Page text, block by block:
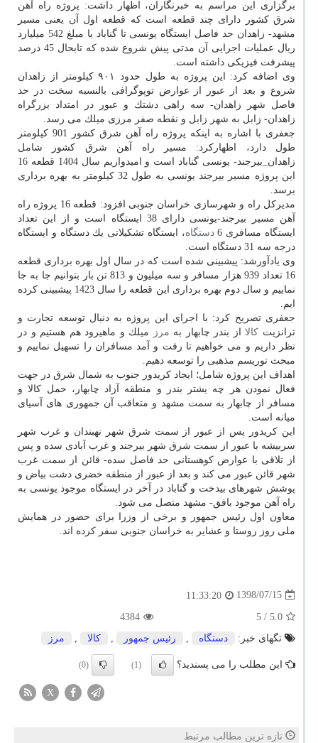
برگزاری این مراسم به خبرنگاران، اظهار داشت: پروژه راه آهن
شرق كشور دارای چند قطعه است كه قطعه اول آن یعنی مسیر
مشهد- زاهدان حد فاصل ایستگاه یونسی تا گناباد با مبلغ 542 میلیارد
ریال عملیات اجرایی آن مدتی پیش شروع شده كه تابحال 45 درصد
پیشرفت فیزیكی داشته است.
وی اضافه كرد: این پروژه به طول حدود ۹۰۱ كیلومتر از زاهدان
شروع و بعد از عبور از عوارض توپوگرافی بالنسبه سخت در حد
فاصل شهر زاهدان- سه راهی دشتك و عبور در امتداد بزرگراه
زاهدان- زابل به شهر زابل و نقطه صفر مرزی میلك می رسد.
جعفری با اشاره به اینكه پروژه راه آهن شرق كشور 901 كیلومتر
طول دارد، اظهاركرد: مسیر راه آهن شرق كشور شامل
زاهدان_بیرجند- یونسی گناباد است و امیدواریم سال 1404 قطعه 16
این پروژه مسیر بیرجند یونسی به طول 32 كیلومتر به بهره برداری
برسد.
مدیركل راه و شهرسازی خراسان جنوبی افزود: قطعه 16 پروژه راه
آهن مسیر بیرجند-یونسی دارای 38 ایستگاه است و از این تعداد
ایستگاه مسافری 6
دستگاه، ایستگاه تشكیلاتی یك دستگاه و ایستگاه
درجه سه 31 دستگاه است.
وی یادآورشد: پیشبینی شده است كه در سال اول بهره برداری قطعه
16 تعداد 939 هزار مسافر و سه میلیون و 813 تن بار بتوانیم جا به جا
نماییم و سال دوم بهره برداری این قطعه را سال 1423 پیشبینی كرده
ایم.
جعفری تصریح كرد: با اجرای این پروژه به دنبال توسعه تجارت و
ترانزیت كالااز بندر چابهار به مرز
میلك و ماهیرود هم هستیم و در
نظر داریم و می خواهیم تا رفت و آمد مسافران را تسهیل نماییم و
مبحث توریسم مذهبی را توسعه دهیم.
اهداف این پروژه شامل؛ ایجاد كریدور جنوب به شمال شرق در جهت
فعال نمودن هر چه یشتر بندر و منطقه آزاد چابهار، حمل كالا و
مسافر از چابهار به سمت مشهد و متعاقب آن جمهوری های آسیای
میانه است.
این كریدور پس از عبور از سمت شرق شهر نهبندان و غرب شهر
سربیشه با عبور از سمت شرق شهر بیرجند و غرب آبادی سده و پس
از تلاقی با عوارض كوهستانی حد فاصل سده- قائن از سمت غرب
شهر قائن عبور می كند و بعد از عبور از منطقه خضری دشت بیاض و
پوشش شهرهای بیدخت و گناباد در آخر در ایستگاه موجود یونسی به
راه آهن موجود بافق- مشهد متصل می شود.
معاون اول رئیس جمهور و برخی از وزرا برای حضور در همایش
ملی روز روستا و عشایر به خراسان جنوبی سفر كرده اند.
1398/07/15
11:33:20
5.0
/ 5
4384
تگهای خبر:
دستگاه , رئیس جمهور , كالا , مرز
این مطلب را می پسندید؟ (1)
(0)
X
تازه ترین مطالب مرتبط